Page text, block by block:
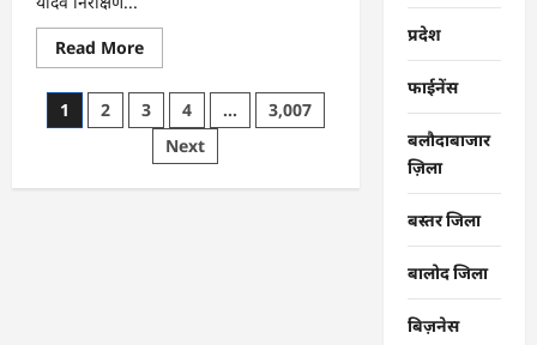
Read MoreRead
more
राजनांदगांव
:
महापौर
फिल्टर
Posts
1 2 3 4 …
3,007
Next
प्रदेश
फाईनेंस
बलौदाबाजार
ज़िला
बस्तर जिला
बालोद जिला
बिज़नेस